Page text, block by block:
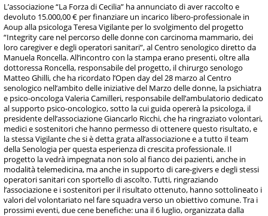
L’associazione “La Forza di Cecilia” ha annunciato di aver raccolto e
devoluto 15.000,00 € per finanziare un incarico libero-professionale in
Aoup alla psicologa Teresa Vigilante per lo svolgimento del progetto
“Integrity care nel percorso delle donne con carcinoma mammario, dei
loro caregiver e degli operatori sanitari”, al Centro senologico diretto da
Manuela Roncella. All’incontro con la stampa erano presenti, oltre alla
dottoressa Roncella, responsabile del progetto, il chirurgo senologo
Matteo Ghilli, che ha ricordato l’Open day del 28 marzo al Centro
senologico nell’ambito delle iniziative del Marzo delle donne, la psichiatra
e psico-oncologa Valeria Camilleri, responsabile dell’ambulatorio dedicato
al supporto psico-oncologico, sotto la cui guida opererà la psicologa, il
presidente dell’associazione Giancarlo Ricchi, che ha ringraziato volontari,
medici e sostenitori che hanno permesso di ottenere questo risultato, e
la stessa Vigilante che si è detta grata all’associazione e a tutto il team
della Senologia per questa esperienza di crescita professionale. Il
progetto la vedrà impegnata non solo al fianco dei pazienti, anche in
modalità telemedicina, ma anche in supporto di care-givers e degli stessi
operatori sanitari con sportello di ascolto. Tutti, ringraziando
l’associazione e i sostenitori per il risultato ottenuto, hanno sottolineato i
valori del volontariato nel fare squadra verso un obiettivo comune. Tra i
prossimi eventi, due cene benefiche: una il 6 luglio, organizzata dalla